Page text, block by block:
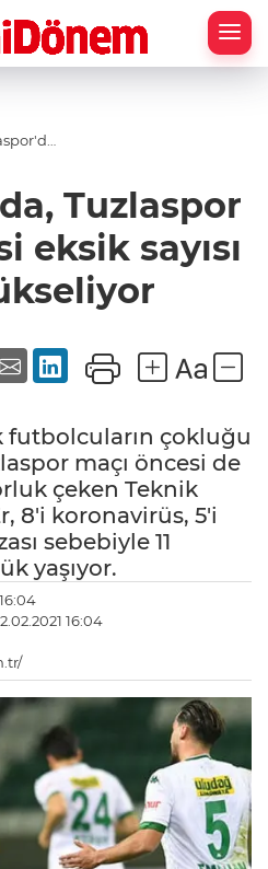
Tuzlaspor
eksik sayısı
futbolcuların çokluğu
maçı öncesi de
çeken Teknik
8'i koronavirüs, 5'i
sebebiyle 11
yaşıyor.
16:04